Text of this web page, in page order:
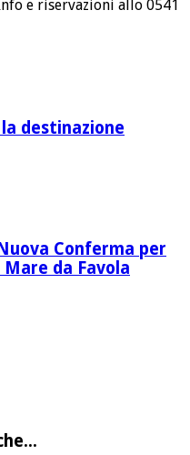
e riservazioni allo 0541
destinazione
Conferma per
da Favola